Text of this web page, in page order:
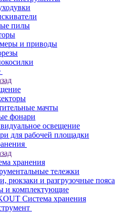
пилы
и приводы
мачты
фонари
освещение
для рабочей площадки
хранения
тележки
рюкзаки и разгрузочные пояса
и комплектующие
Система хранения